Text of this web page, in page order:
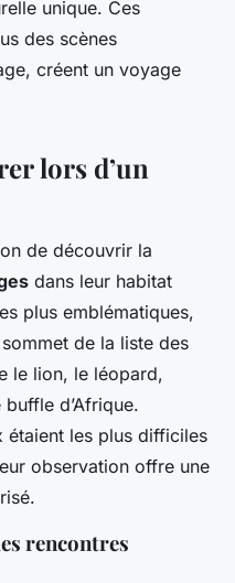
unique. Ces
des scènes
créent un voyage
lors d’un
de découvrir la
dans leur habitat
plus emblématiques,
de la liste des
le lion, le léopard,
d’Afrique.
étaient les plus difficiles
observation offre une
rencontres